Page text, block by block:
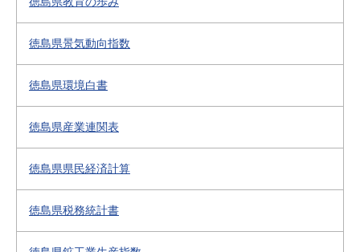
徳島県景気動向指数
徳島県環境白書
徳島県産業連関表
徳島県県民経済計算
徳島県税務統計書